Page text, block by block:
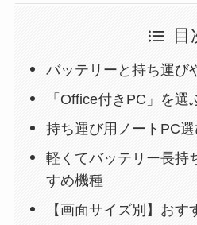
目
バッテリーと持ち運び
「Office付きPC」を選
持ち運び用ノートPC
軽くてバッテリー長持
すめ機種
【画面サイズ別】おす